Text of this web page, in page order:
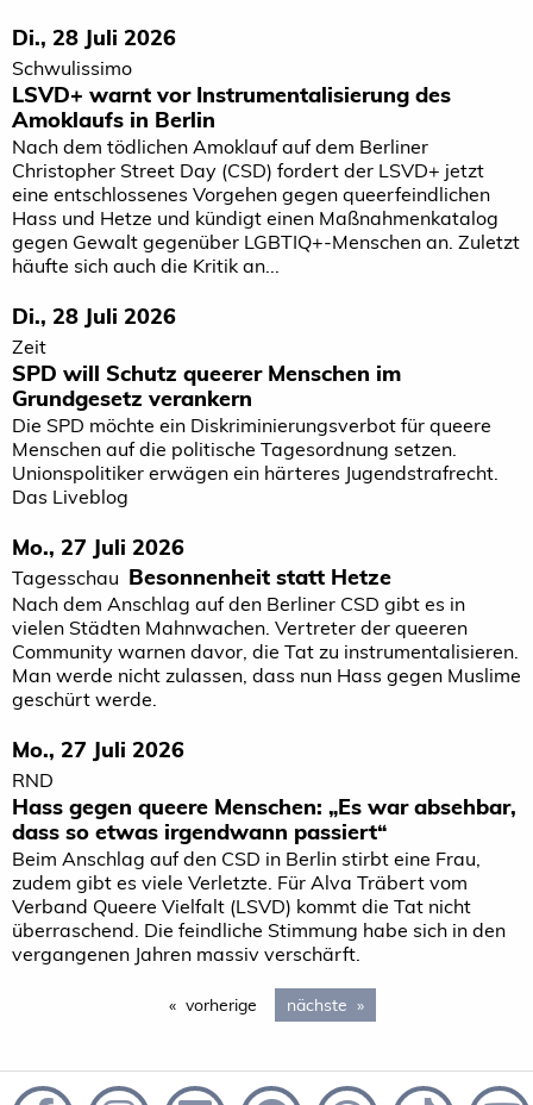
Di., 28 Juli 2026
Schwulissimo
LSVD+ warnt vor Instrumentalisierung des
Amoklaufs in Berlin
Nach dem tödlichen Amoklauf auf dem Berliner
Christopher Street Day (CSD) fordert der LSVD+ jetzt
eine entschlossenes Vorgehen gegen queerfeindlichen
Hass und Hetze und kündigt einen Maßnahmenkatalog
gegen Gewalt gegenüber LGBTIQ+-Menschen an. Zuletzt
häufte sich auch die Kritik an...
Di., 28 Juli 2026
Zeit
SPD will Schutz queerer Menschen im
Grundgesetz verankern
Die SPD möchte ein Diskriminierungsverbot für queere
Menschen auf die politische Tagesordnung setzen.
Unionspolitiker erwägen ein härteres Jugendstrafrecht.
Das Liveblog
Mo., 27 Juli 2026
Tagesschau Besonnenheit statt Hetze
Nach dem Anschlag auf den Berliner CSD gibt es in
vielen Städten Mahnwachen. Vertreter der queeren
Community warnen davor, die Tat zu instrumentalisieren.
Man werde nicht zulassen, dass nun Hass gegen Muslime
geschürt werde.
Mo., 27 Juli 2026
RND
Hass gegen queere Menschen: „Es war absehbar,
dass so etwas irgendwann passiert“
Beim Anschlag auf den CSD in Berlin stirbt eine Frau,
zudem gibt es viele Verletzte. Für Alva Träbert vom
Verband Queere Vielfalt (LSVD) kommt die Tat nicht
überraschend. Die feindliche Stimmung habe sich in den
vergangenen Jahren massiv verschärft.
vorherige pagenächste page 2